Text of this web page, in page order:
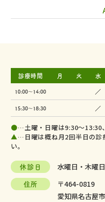
診療時間 月 火 水
10:00～14:00 ／
15:30～18:30 ／
●…土曜・日曜は9:30～13:30
▲…日曜は概ね月2回半日の診
い。
休診日
水曜日・木曜
住所
〒464-0819
愛知県名古屋